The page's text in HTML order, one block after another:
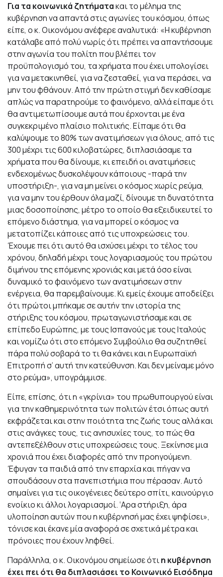
Για τα κοινωνικά ζητήματακαι το μέλημα της
κυβέρνηση να απαντά στις αγωνίες του κόσμου, όπως
είπε, ο κ. Οικονόμου ανέφερε αναλυτικά: «Η κυβέρνηση
κατάλαβε από πολύ νωρίς ότι πρέπει να απαντήσουμε
στην αγωνία του πολίτη που βλέπει τον
προϋπολογισμό του, τα χρήματα που έχει υπολογίσει
για να μετακινηθεί, για να ζεσταθεί, για να περάσει, να
μην του φθάνουν. Από την πρώτη στιγμή δεν καθίσαμε
απλώς να παρατηρούμε το φαινόμενο, αλλά είπαμε ότι
θα αντιμετωπίσουμε αυτά που έρχονται με ένα
συγκεκριμένο πλαίσιο πολιτικής. Είπαμε ότι θα
καλύψουμε το 80% των ανατιμήσεων για όλους, από τις
300 μέχρι τις 600 κιλοβατώρες, διπλασιάσαμε τα
χρήματα που θα δίνουμε, κι επειδή οι ανατιμήσεις
ενδεχομένως δυσκολέψουν κάποιους -παρά την
υποστήριξη-, για να μη μείνει ο κόσμος χωρίς ρεύμα,
για να μην του έρθουν όλα μαζί, δίνουμε τη δυνατότητα
μιας δοσοποίησης, μέτρο το οποίο θα εξειδικευτεί το
επόμενο διάστημα, για να μπορεί ο κόσμος να
μετατοπίζει κάποιες από τις υποχρεώσεις του.
Έχουμε πει ότι αυτό θα ισχύσει μέχρι το τέλος του
χρόνου, δηλαδή μέχρι τους λογαριασμούς του πρώτου
διμήνου της επόμενης χρονιάς και μετά όσο είναι
δυναμικό το φαινόμενο των ανατιμήσεων στην
ενέργεια, θα παρεμβαίνουμε. Κι εμείς έχουμε αποδείξει
ότι πρώτοι μπήκαμε σε αυτήν την ιστορία της
στήριξης του κόσμου, πρωταγωνιστήσαμε και σε
επίπεδο Ευρώπης, με τους Ισπανούς με τους Ιταλούς
και νομίζω ότι στο επόμενο Συμβούλιο θα συζητηθεί
πάρα πολύ σοβαρά το τι θα κάνει και η Ευρωπαϊκή
Επιτροπή σ’ αυτή την κατεύθυνση. Και δεν μείναμε μόνο
στο ρεύμα», υπογράμμισε.
Είπε, επίσης, ότι η «γκρίνια» του πρωθυπουργού είναι
για την καθημερινότητα των πολιτών έτσι όπως αυτή
εκφράζεται και στην ποιότητα της ζωής τους αλλά και
στις ανάγκες τους, τις ανησυχίες τους, το πώς θα
αντεπεξέλθουν στις υποχρεώσεις τους. Ξεκίνησε μια
χρονιά που έχει διαφορές από την προηγούμενη.
Έφυγαν τα παιδιά από την επαρχία και πήγαν να
σπουδάσουν στα πανεπιστήμια που πέρασαν. Αυτό
σημαίνει για τις οικογένειες δεύτερο σπίτι, καινούργιο
ενοίκιο κι άλλοι λογαριασμοί. ‘Αρα στήριξη, άρα
υλοποίηση αυτών που η κυβέρνησή μας έχει ψηφίσει»,
τόνισε και έκανε μία αναφορά σε σχετικά μέτρα και
πρόνοιες που έχουν ληφθεί.
Παράλληλα, ο κ. Οικονόμου σημείωσε ότιη κυβέρνηση
έχει πει ότι θα διπλασιάσει το Κοινωνικό Εισόδημα